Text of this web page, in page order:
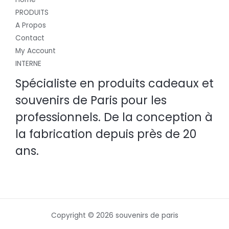
PRODUITS
A Propos
Contact
My Account
INTERNE
Spécialiste en produits cadeaux et
souvenirs de Paris pour les
professionnels. De la conception à
la fabrication depuis près de 20
ans.
Copyright © 2026 souvenirs de paris